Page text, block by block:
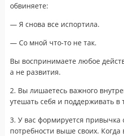
обвиняете:
— Я снова все испортила.
— Со мной что-то не так.
Вы воспринимаете любое
а не развития.
2. Вы лишаетесь важного
утешать себя и поддерживать в
3. У вас формируется привычка
потребности выше своих.